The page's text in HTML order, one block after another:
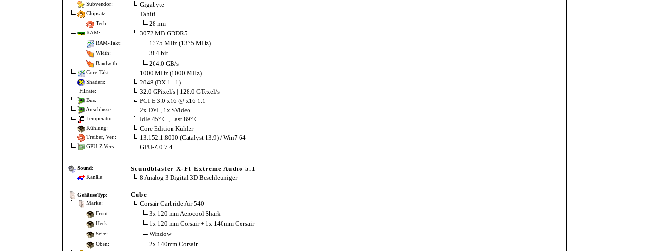
Subvendor: Gigabyte
Chipsatz: Tahiti
Tech.: 28 nm
RAM: 3072 MB GDDR5
RAM-Takt: 1375 MHz (1375 MHz)
Width: 384 bit
Bandwith: 264.0 GB/s
Core-Takt: 1000 MHz (1000 MHz)
Shaders: 2048 (DX 11.1)
Fillrate: 32.0 GPixel/s | 128.0 GTexel/s
Bus: PCI-E 3.0 x16 @ x16 1.1
Anschlüsse: 2x DVI , 1x SVideo
Temperatur: Idle 45° C , Last 89° C
Kühlung: Core Edition Kühler
Treiber, Ver.: 13.152.1.8000 (Catalyst 13.9) / Win7 64
GPU-Z Vers.: GPU-Z 0.7.4
Sound: Soundblaster X-FI Extreme Audio 5.1
Kanäle: 8 Analog 3 Digital 3D Beschleuniger
GehäuseTyp: Cube
Marke: Corsair Carbride Air 540
Front: 3x 120 mm Aerocool Shark
Heck: 1x 120 mm Corsair + 1x 140mm Corsair
Seite: Window
Oben: 2x 140mm Corsair